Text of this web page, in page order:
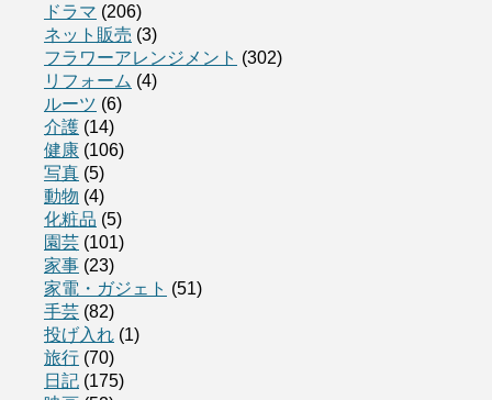
ドラマ (206)
ネット販売 (3)
フラワーアレンジメント (302)
リフォーム (4)
ルーツ (6)
介護 (14)
健康 (106)
写真 (5)
動物 (4)
化粧品 (5)
園芸 (101)
家事 (23)
家電・ガジェト (51)
手芸 (82)
投げ入れ (1)
旅行 (70)
日記 (175)